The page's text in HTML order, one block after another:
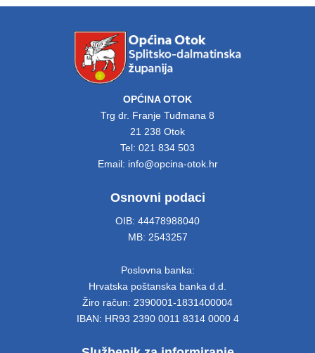
OPĆINA OTOK
Trg dr. Franje Tuđmana 8
21 238 Otok
Tel: 021 834 503
Email: info@opcina-otok.hr
Osnovni podaci
OIB: 44478988040
MB: 2543257
Poslovna banka:
Hrvatska poštanska banka d.d.
Žiro račun: 2390001-1831400004
IBAN: HR93 2390 0011 8314 0000 4